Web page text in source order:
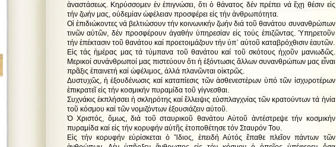
ἀναστάσεως. Κηρύσσομεν ἐν ἐπιγνώσει, ὅτι ὁ θάνατος δέν πρέπει νά ἔχῃ θέσιν εἰς
τήν ζωήν μας, οὐδεμίαν ὠφέλειαν προσφέρει εἰς τήν ἀνθρωπότητα.
Οἱ ἐπιδιώκοντες νά βελτιώσουν τήν κοινωνικήν ζωήν διά τοῦ θανάτου συνανθρώπων
τινῶν αὐτῶν, δέν προσφέρουν ἀγαθήν ὑπηρεσίαν εἰς τούς ἐπιζῶντας. Ὑπηρετοῦν
τήν ἐπέκτασιν τοῦ θανάτου καί προετοιμάζουν τήν ὑπ᾿ αὐτοῦ καταβρόχθισιν ἑαυτῶν.
Εἰς τάς ἡμέρας μας τά τύμπανα τοῦ θανάτου καί τοῦ σκότους ἠχοῦν μανιωδῶς.
Μερικοί συνάνθρωποί μας πιστεύουν ὅτι ἡ ἐξόντωσις ἄλλων συνανθρώπων μας εἶναι
πρᾶξις ἐπαινετή καί ὠφέλιμος, ἀλλά πλανῶνται οἰκτρῶς.
Δυστυχῶς, ἡ ἐξουδένωσις καί καταπίεσις τῶν ἀσθενεστέρων ὑπό τῶν ἰσχυροτέρων
ἐπικρατεῖ εἰς τήν κοσμικήν πυραμίδα τοῦ γίγνεσθαι.
Συχνάκις ἐκπλήσσει ἡ σκληρότης καί ἔλλειψις εὐσπλαγχνίας τῶν κρατούντων τά ἡνία
τοῦ κόσμου καί τῶν νομιζόντων ἐξουσιάζειν αὐτοῦ.
Ὁ Χριστός, ὅμως, διά τοῦ σταυρικοῦ θανάτου Αὐτοῦ ἀντέστρεψε τήν κοσμικήν
πυραμίδα καί εἰς τήν κορυφήν αὐτῆς ἐτοποθέτησε τόν Σταυρόν Του.
Εἰς τήν κορυφήν εὑρίσκεται ὁ Ἴδιος, ἐπειδή Αὐτός ἔπαθε πλεῖον πάντων τῶν